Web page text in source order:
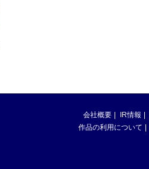
会社概要 IR情報
作品の利用について